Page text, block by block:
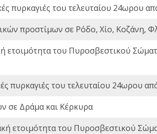
πυρκαγιές του τελευταίου 24ωρου
προστίμων σε Ρόδο, Χίο, Κοζάνη,
ετοιμότητα του Πυροσβεστικού
πυρκαγιές του τελευταίου 24ωρου
σε Δράμα και Κέρκυρα
ετοιμότητα του Πυροσβεστικού